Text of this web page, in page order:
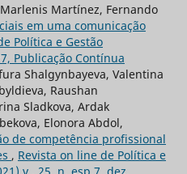
Martínez, Fernando
em uma comunicação
Política e Gestão
Publicação Contínua
Shalgynbayeva, Valentina
Raushan
Sladkova, Ardak
Elonora Abdol,
de competência profissional
, Revista on line de Política e
v . 25, n. esp.7, dez.